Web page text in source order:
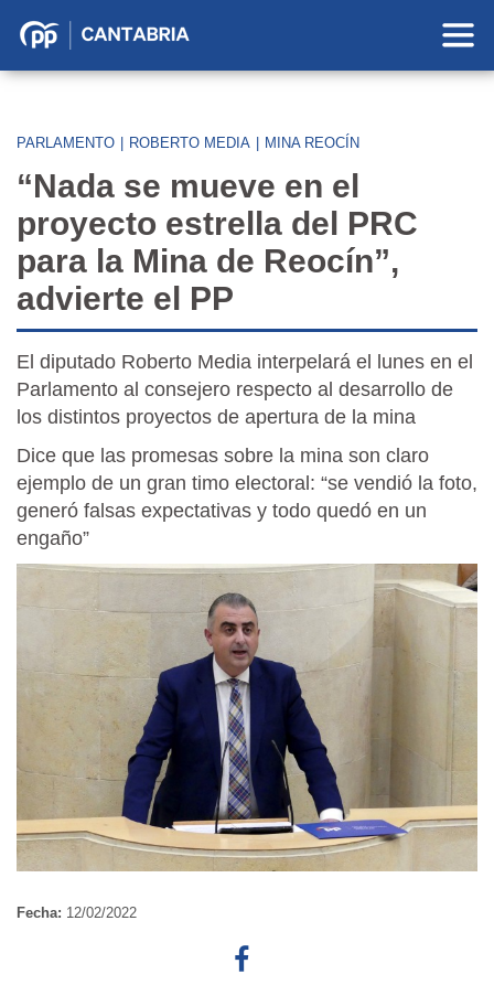
Partido
Cantabria
PARLAMENTO ROBERTO MEDIA MINA REOCÍN
“Nada se mueve en el
proyecto estrella del PRC
para la Mina de Reocín”,
advierte el PP
El diputado Roberto Media interpelará el lunes en el
Parlamento al consejero respecto al desarrollo de
los distintos proyectos de apertura de la mina
Dice que las promesas sobre la mina son claro
ejemplo de un gran timo electoral: “se vendió la foto,
generó falsas expectativas y todo quedó en un
engaño”
Fecha: 12/02/2022